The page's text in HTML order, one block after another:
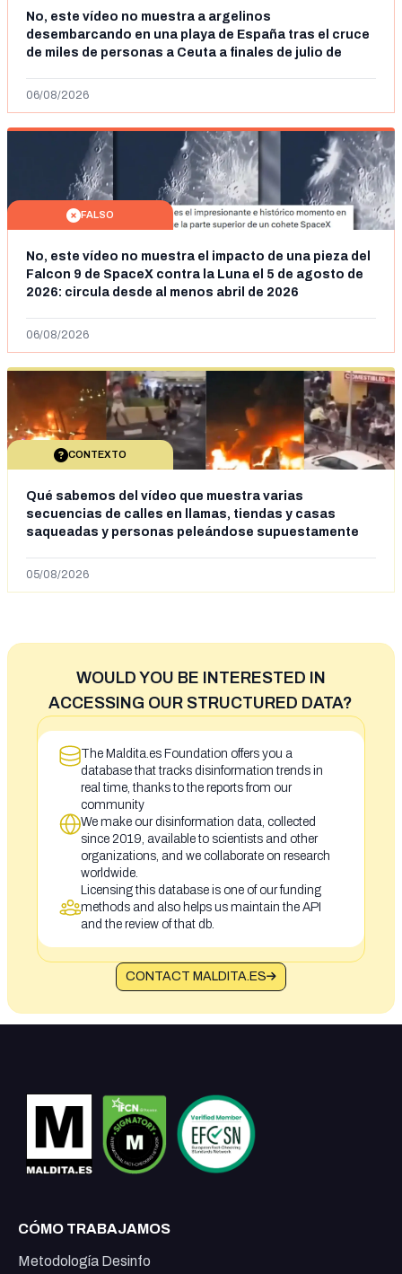
No, este vídeo no muestra a argelinos
desembarcando en una playa de España tras el cruce
de miles de personas a Ceuta a finales de julio de
06/08/2026
FALSO
No, este vídeo no muestra el impacto de una pieza del
Falcon 9 de SpaceX contra la Luna el 5 de agosto de
2026: circula desde al menos abril de 2026
06/08/2026
CONTEXTO
Qué sabemos del vídeo que muestra varias
secuencias de calles en llamas, tiendas y casas
saqueadas y personas peleándose supuestamente
situación irregular a Ceuta
05/08/2026
WOULD YOU BE INTERESTED IN
ACCESSING OUR STRUCTURED DATA?
The Maldita.es Foundation offers you a
database that tracks disinformation trends in
real time, thanks to the reports from our
community
We make our disinformation data, collected
since 2019, available to scientists and other
organizations, and we collaborate on research
worldwide.
Licensing this database is one of our funding
methods and also helps us maintain the API
and the review of that db.
CONTACT MALDITA.ES
CÓMO TRABAJAMOS
Metodología Desinfo